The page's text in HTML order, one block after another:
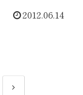
2012.06.14
次